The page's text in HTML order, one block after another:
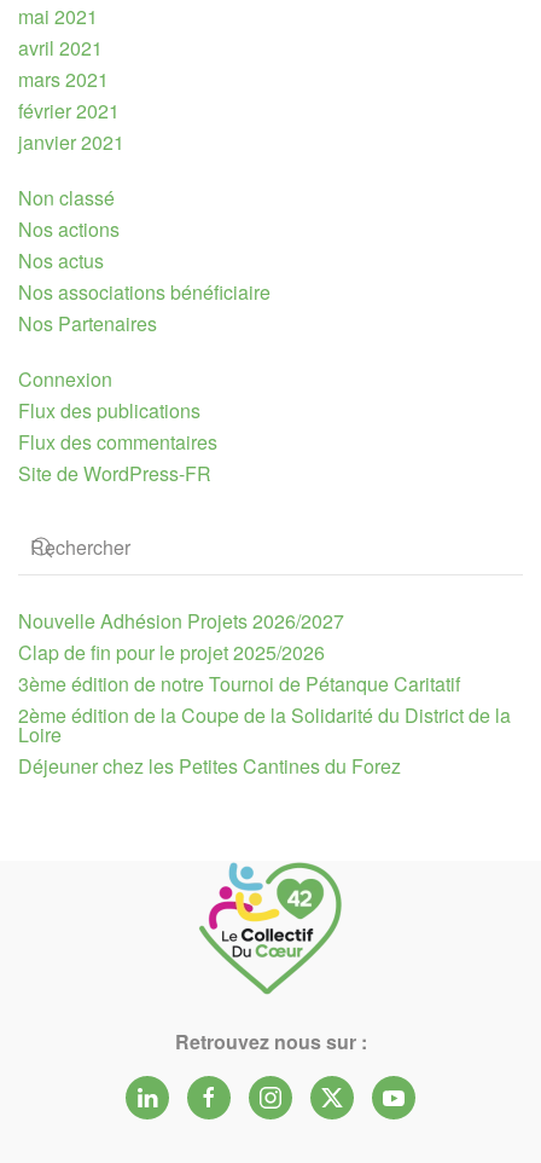
mai 2021
avril 2021
mars 2021
février 2021
janvier 2021
Non classé
Nos actions
Nos actus
Nos associations bénéficiaire
Nos Partenaires
Connexion
Flux des publications
Flux des commentaires
Site de WordPress-FR
Nouvelle Adhésion Projets 2026/2027
Clap de fin pour le projet 2025/2026
3ème édition de notre Tournoi de Pétanque Caritatif
2ème édition de la Coupe de la Solidarité du District de la
Loire
Déjeuner chez les Petites Cantines du Forez
Retrouvez nous sur :